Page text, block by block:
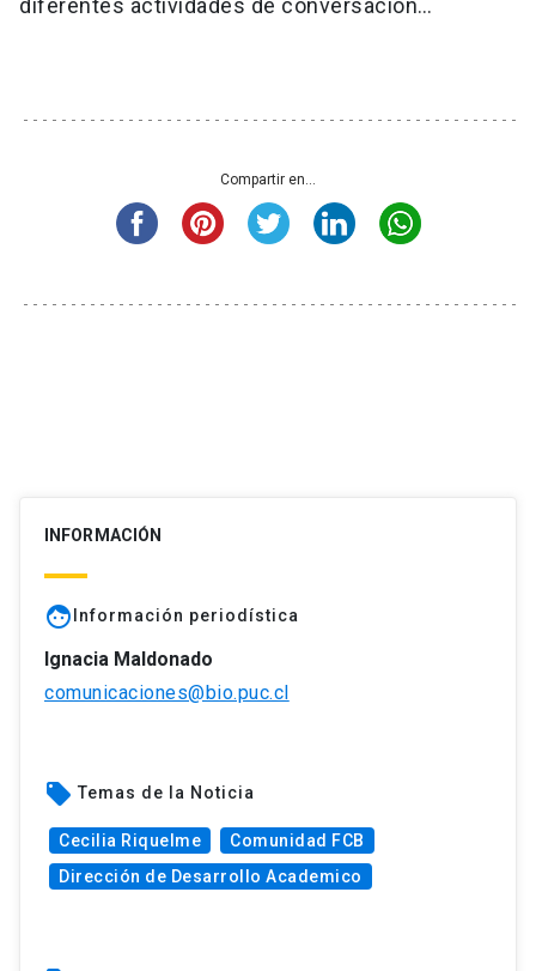
diferentes actividades de conversación…
Compartir en...
INFORMACIÓN
face Información periodística
Ignacia Maldonado
comunicaciones@bio.puc.cl
local_offer Temas de la Noticia
Cecilia Riquelme
Comunidad FCB
Dirección de Desarrollo Academico